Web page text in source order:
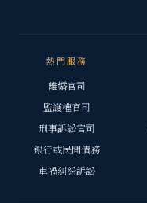
熱門服務
離婚官司
監護權官司
刑事訴訟官司
銀行或民間債務
車禍糾紛訴訟